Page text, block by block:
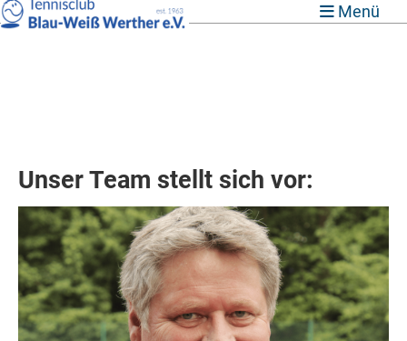
Menü
Unser Team stellt sich vor: